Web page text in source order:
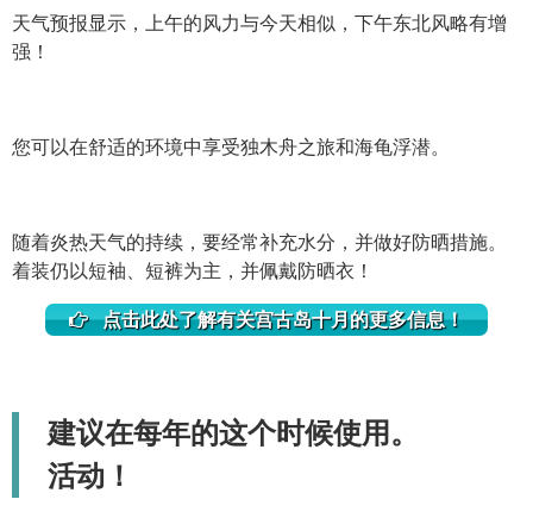
天气预报显示，上午的风力与今天相似，下午东北风略有增
强！
您可以在舒适的环境中享受独木舟之旅和海龟浮潜。
随着炎热天气的持续，要经常补充水分，并做好防晒措施。
着装仍以短袖、短裤为主，并佩戴防晒衣！
点击此处了解有关宫古岛十月的更多信息！
建议在每年的这个时候使用。
活动！